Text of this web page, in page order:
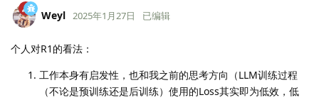
Weyl 2025年1月27日 已编辑
个人对R1的看法：
工作本身有启发性，也和我之前的思考方向（LLM训练过程
（不论是预训练还是后训练）使用的Loss其实即为低效，低